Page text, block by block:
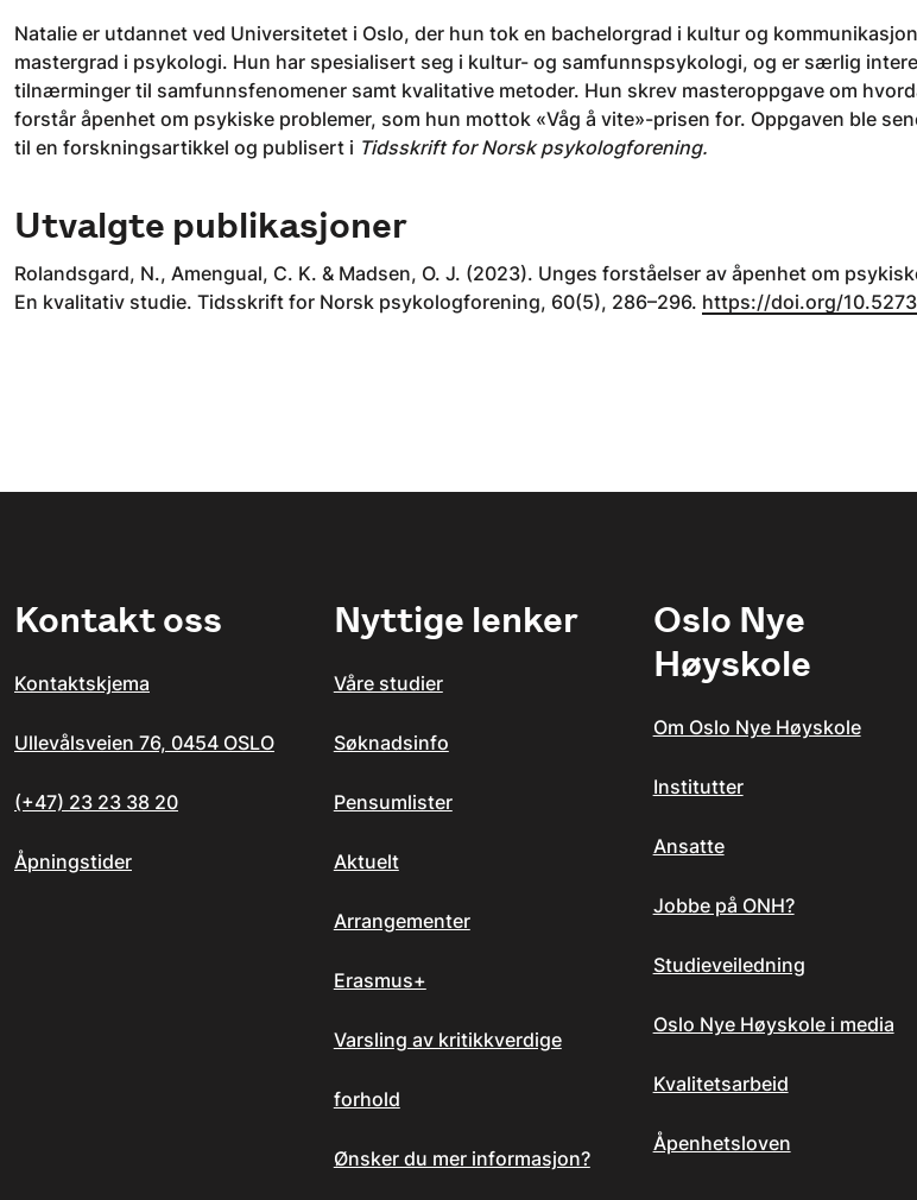
Natalie er utdannet ved Universitetet i Oslo, der hun tok en bachelorgrad i kultur og
mastergrad i psykologi. Hun har spesialisert seg i kultur- og samfunnspsykologi, og er særlig
tilnærminger til samfunnsfenomener samt kvalitative metoder. Hun skrev masteroppgave om
forstår åpenhet om psykiske problemer, som hun mottok «Våg å vite»-prisen for. Oppgaven ble
til en forskningsartikkel og publisert i Tidsskrift for Norsk psykologforening.
Utvalgte publikasjoner
Rolandsgard, N., Amengual, C. K. & Madsen, O. J. (2023). Unges forståelser av åpenhet om
En kvalitativ studie. Tidsskrift for Norsk psykologforening, 60(5), 286–296. https://doi.org/
Kontakt oss
Kontaktskjema
Ullevålsveien 76, 0454 OSLO
(+47) 23 23 38 20
Åpningstider
Nyttige lenker
Våre studier
Søknadsinfo
Pensumlister
Aktuelt
Arrangementer
Erasmus+
Varsling av kritikkverdige
forhold
Ønsker du mer informasjon?
Oslo Nye
Høyskole
Om Oslo Nye Høyskole
Institutter
Ansatte
Jobbe på ONH?
Studieveiledning
Oslo Nye Høyskole i media
Kvalitetsarbeid
Åpenhetsloven